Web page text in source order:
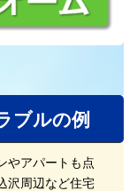
ブルの例
やアパートも点
沢周辺など住宅